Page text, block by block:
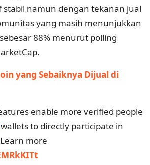
stabil namun dengan tekanan jual
yang masih menunjukkan
88% menurut polling
yang Sebaiknya Dijual di
enable more verified people
wallets to directly participate in
more